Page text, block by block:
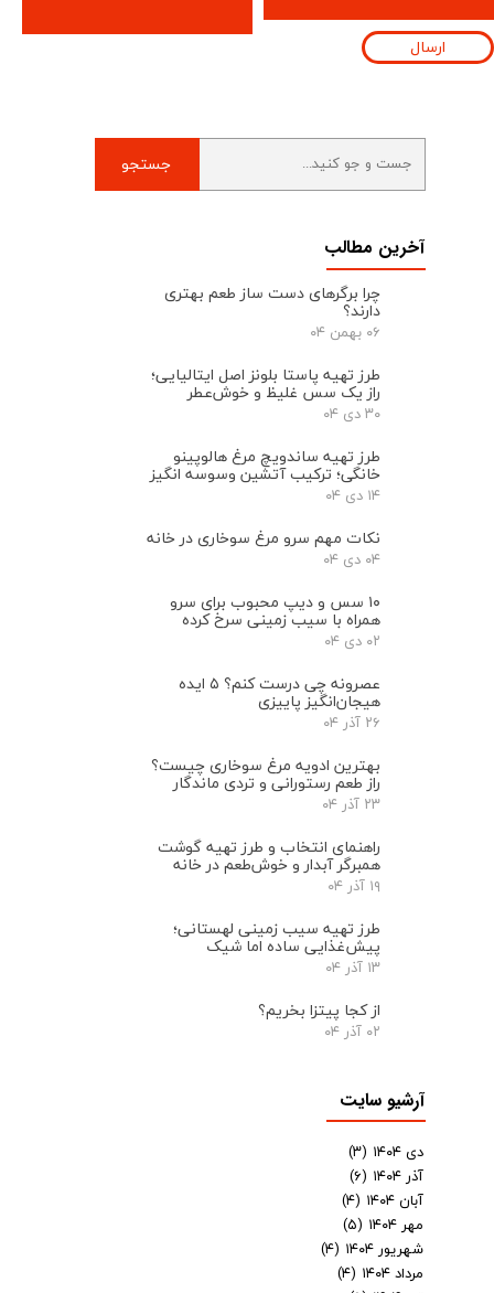
ارسال
آخرین مطالب
چرا برگرهای دست ‌ساز طعم بهتری
دارند؟
۰۶ بهمن ۰۴
طرز تهیه پاستا بلونز اصل ایتالیایی؛
راز یک سس غلیظ و خوش‌عطر
۳۰ دی ۰۴
طرز تهیه ساندویچ مرغ هالوپینو
خانگی؛ ترکیب آتشین وسوسه انگیز
۱۴ دی ۰۴
نکات مهم سرو مرغ سوخاری در خانه
۰۴ دی ۰۴
۱۰ سس و دیپ محبوب برای سرو
همراه با سیب‌ زمینی سرخ ‌کرده
۰۲ دی ۰۴
عصرونه چی درست کنم؟ ۵ ایده
هیجان‌انگیز پاییزی
۲۶ آذر ۰۴
بهترین ادویه مرغ سوخاری چیست؟
راز طعم رستورانی و تردی ماندگار
۲۳ آذر ۰۴
راهنمای انتخاب و طرز تهیه گوشت
همبرگر آبدار و خوش‌طعم در خانه
۱۹ آذر ۰۴
طرز تهیه سیب زمینی لهستانی؛
پیش‌غذایی ساده اما شیک
۱۳ آذر ۰۴
از کجا پیتزا بخریم؟
۰۲ آذر ۰۴
جستجو
آرشیو سایت
دی ۱۴۰۴
(۳)
آذر ۱۴۰۴
(۶)
آبان ۱۴۰۴
(۴)
مهر ۱۴۰۴
(۵)
شهریور ۱۴۰۴
(۴)
مرداد ۱۴۰۴
(۴)